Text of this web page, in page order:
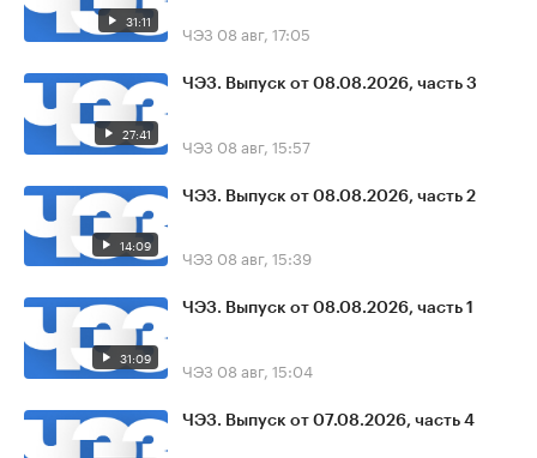
31:11 ЧЭЗ 08 авг, 17:05
27:41
ЧЭЗ. Выпуск от 08.08.2026, часть 3
ЧЭЗ 08 авг, 15:57
14:09
ЧЭЗ. Выпуск от 08.08.2026, часть 2
ЧЭЗ 08 авг, 15:39
31:09
ЧЭЗ. Выпуск от 08.08.2026, часть 1
ЧЭЗ 08 авг, 15:04
ЧЭЗ. Выпуск от 07.08.2026, часть 4